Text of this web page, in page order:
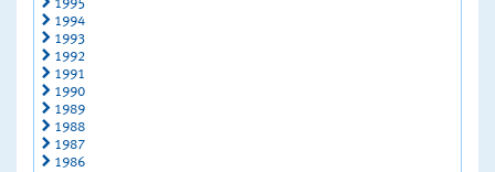
1995
1994
1993
1992
1991
1990
1989
1988
1987
1986